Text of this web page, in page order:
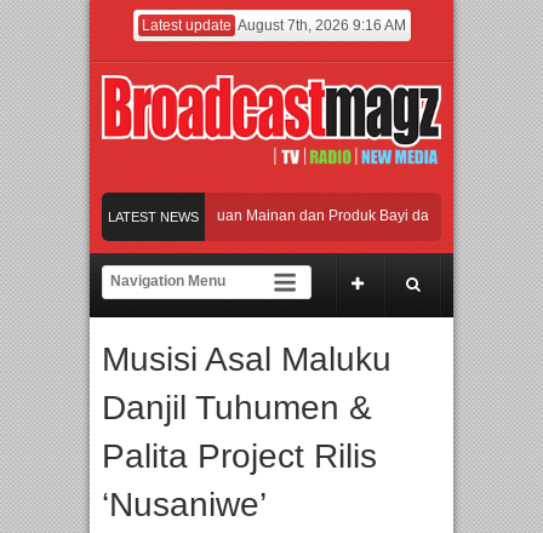
Latest update August 7th, 2026 9:16 AM
LATEST NEWS
Jakarta dengan Ribuan Mainan dan Produk Bayi dari Seluruh Dunia,
Gerbang Inovasi dan Peluang Bisnis Industri Gifts dan Housewares Asia
Perpaduan Warisan Dan Semangat Lokal, BIRKENSTOCK INDONESIA
Jakarta dengan Ribuan Mainan dan Produk Bayi dari Seluruh Dunia,
Musisi Asal Maluku
Danjil Tuhumen &
Palita Project Rilis
‘Nusaniwe’